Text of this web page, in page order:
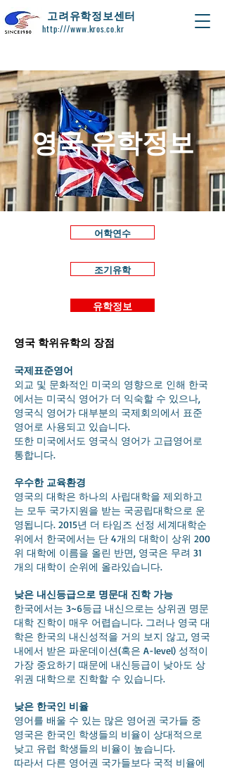
​고려유학정보센터
http:///www.kros.co.kr
영국 유학정보
어학연수
조기유학
유학정보
영국 학위유학의 장점
국제표준영어
외교 및 문화적인 미국의 영향으로 인해 한국
에서는 미국식 영어가 더 익숙할 수 있으나,
영국식 영어가 대부분의 국제회의에서 표준
영어로 사용되고 있습니다.
또한 미국에서도 영국식 영어가 고급영어로
통합니다.
우수한 교육환경
영국의 대학은 하나의 사립대학을 제외하고
는 모두 국가지원을 받는 국공립대학으로 운
영됩니다. 2015년 더 타임즈 선정 세계대학순
위에서 한국에서는 단 4개의 대학이 상위 200
위 대학에 이름을 올린 반면, 영국은 무려 31
개의 대학이 순위에 올라있습니다.
낮은 내신등급으로 명문대 진학 가능
한국에서는 3~6등급 내신으로는 상위권 명문
대학 진학이 매우 어렵습니다. 그러나 영국 대
학은 한국의 내신성적을 거의 보지 않고, 영국
내에서 받은 파운데이션(혹은 A-level) 성적이
가장 중요하기 때문에 내신등급이 낮아도 상
위권 대학으로 진학할 수 있습니다.
낮은 한국인 비율
영어를 배울 수 있는 많은 영어권 국가들 중
영국은 한국인 학생들의 비율이 상대적으로
낮고 유럽 학생들의 비율이 높습니다.
따라서 다른 영어권 국가들보다 국적 비율에